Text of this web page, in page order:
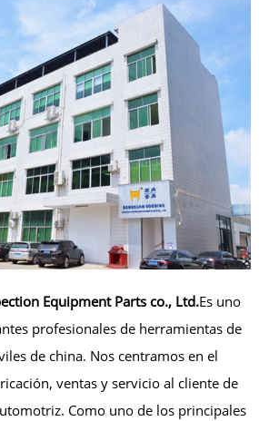
Equipment Parts co., Ltd.Es uno
profesionales de herramientas de
de china. Nos centramos en el
ventas y servicio al cliente de
Como uno de los principales